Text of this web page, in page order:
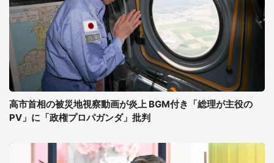
高市首相の被災地視察動画が炎上 BGM付き「総理が主役の
PV」に「政権プロパガンダ」批判